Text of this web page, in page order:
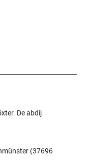
De abdij
(37696